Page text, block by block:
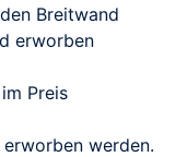
Breitwand
erworben
Preis
werden.